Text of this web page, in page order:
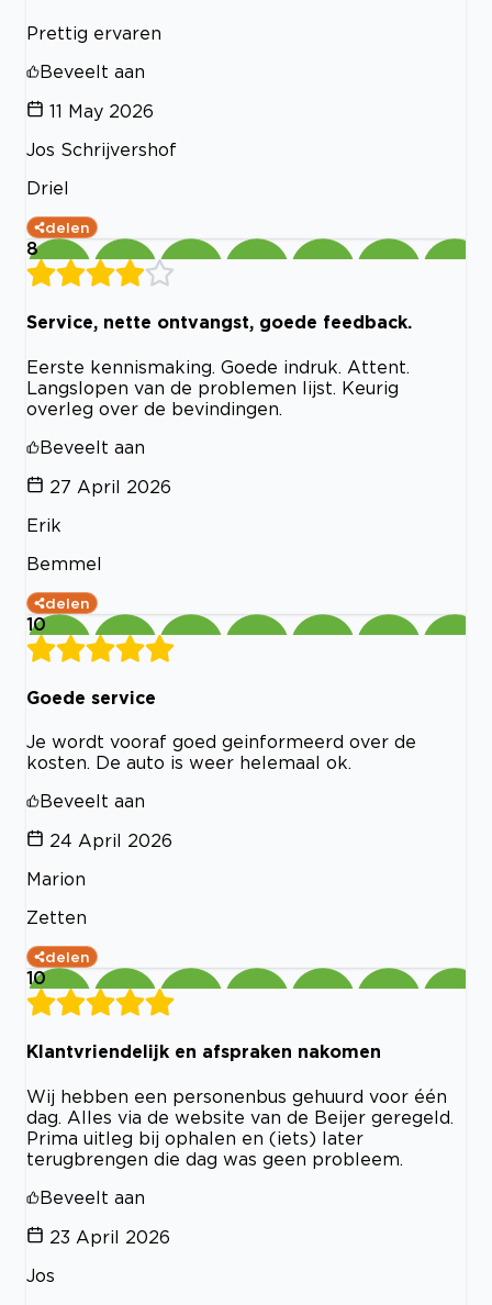
Prettig ervaren
Beveelt aan
11 May 2026
Jos Schrijvershof
Driel
delen
8
Service, nette ontvangst, goede feedback.
Eerste kennismaking. Goede indruk. Attent.
Langslopen van de problemen lijst. Keurig
overleg over de bevindingen.
Beveelt aan
27 April 2026
Erik
Bemmel
delen
10
Goede service
Je wordt vooraf goed geinformeerd over de
kosten. De auto is weer helemaal ok.
Beveelt aan
24 April 2026
Marion
Zetten
delen
10
Klantvriendelijk en afspraken nakomen
Wij hebben een personenbus gehuurd voor één
dag. Alles via de website van de Beijer geregeld.
Prima uitleg bij ophalen en (iets) later
terugbrengen die dag was geen probleem.
Beveelt aan
23 April 2026
Jos